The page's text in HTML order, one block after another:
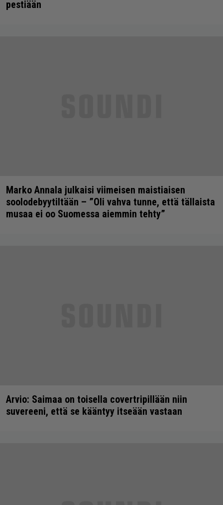
pestiään
Marko Annala julkaisi viimeisen maistiaisen
soolodebyytiltään – ”Oli vahva tunne, että tällaista
musaa ei oo Suomessa aiemmin tehty”
Arvio: Saimaa on toisella covertripillään niin
suvereeni, että se kääntyy itseään vastaan